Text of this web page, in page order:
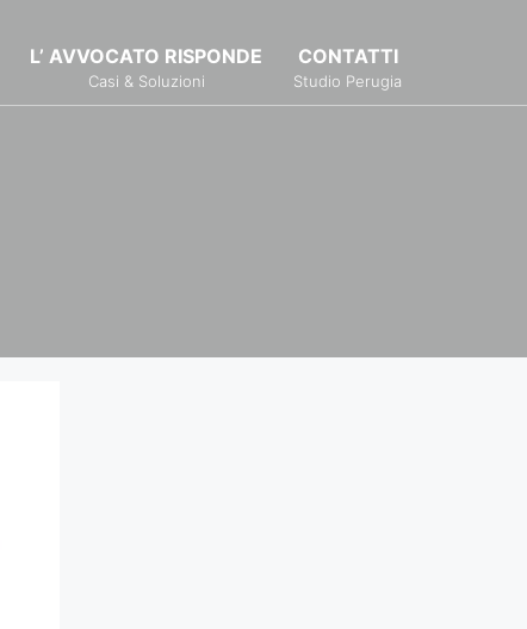
L’ AVVOCATO RISPONDE
Casi & Soluzioni
CONTATTI
Studio Perugia